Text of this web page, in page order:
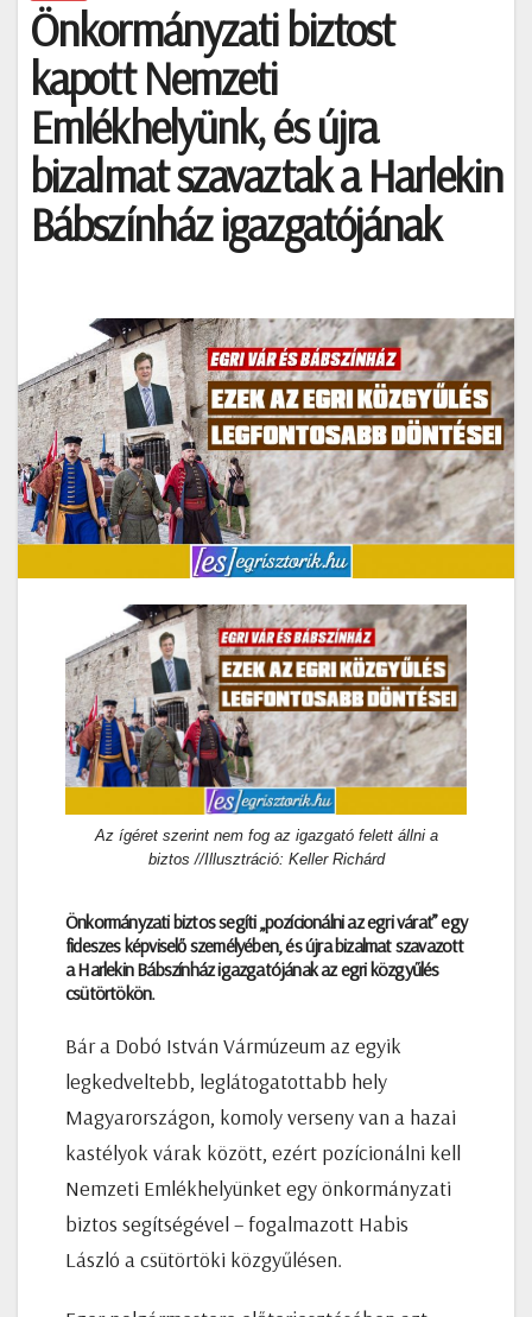
Önkormányzati biztost
kapott Nemzeti
Emlékhelyünk, és újra
bizalmat szavaztak a Harlekin
Bábszínház igazgatójának
Az ígéret szerint nem fog az igazgató felett állni a
biztos //Illusztráció: Keller Richárd
Önkormányzati biztos segíti „pozícionálni az egri várat” egy
fideszes képviselő személyében, és újra bizalmat szavazott
a Harlekin Bábszínház igazgatójának az egri közgyűlés
csütörtökön.
Bár a Dobó István Vármúzeum az egyik
legkedveltebb, leglátogatottabb hely
Magyarországon, komoly verseny van a hazai
kastélyok várak között, ezért pozícionálni kell
Nemzeti Emlékhelyünket egy önkormányzati
biztos segítségével – fogalmazott Habis
László a csütörtöki közgyűlésen.